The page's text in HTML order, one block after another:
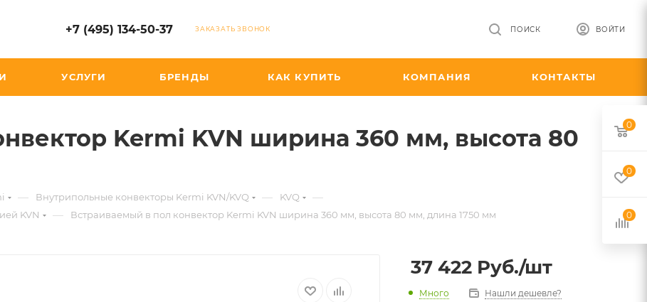
+7 (495) 134-50-37 ЗАКАЗАТЬ ЗВОНОК ВОЙТИ
ПОИСК
УСЛУГИ БРЕНДЫ КАК КУПИТЬ КОМПАНИЯ КОНТАКТЫ
Kermi KVN ширина 360 мм, высота 80
— Внутрипольные конвекторы Kermi KVN/KVQ — KVQ —
KVN — Встраиваемый в пол конвектор Kermi KVN ширина 360 мм, высота 80 мм, длина 1750 мм
37 422 Руб./шт
Много Нашли дешевле?
0
0
0